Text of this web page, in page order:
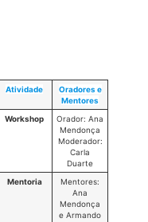
Atividade
Oradores e
Mentores
Workshop
Orador: Ana
Mendonça
Moderador:
Carla
Duarte
Mentoria
Mentores:
Ana
Mendonça
e Armando